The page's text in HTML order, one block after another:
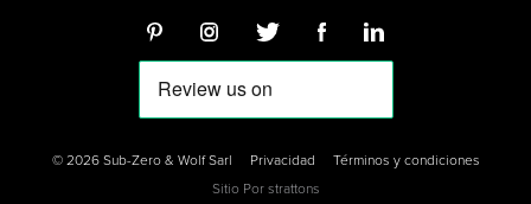
© 2026 Sub-Zero & Wolf Sarl Privacidad
Términos y condiciones
Sitio Por strattons